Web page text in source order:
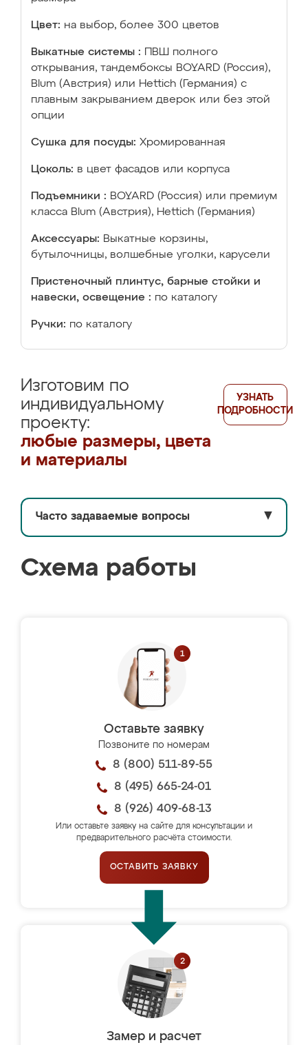
Цвет: на выбор, более 300 цветов
Выкатные системы :
ПВШ полного
открывания, тандембоксы BOYARD (Россия),
Blum (Австрия) или Hettich (Германия) с
плавным закрыванием дверок или без этой
опции
Сушка для посуды: Хромированная
Цоколь: в цвет фасадов или корпуса
Подъемники : BOYARD (Россия) или премиум
класса Blum (Австрия), Hettich (Германия)
Аксессуары: Выкатные корзины,
бутылочницы, волшебные уголки, карусели
Пристеночный плинтус, барные стойки и
навески, освещение : по каталогу
Ручки: по каталогу
Изготовим по
индивидуальному
проекту:
любые размеры, цвета
и материалы
УЗНАТЬ
ПОДРОБНОСТИ
Часто задаваемые вопросы ▼
Схема работы
Оставьте заявку
Позвоните по номерам
8 (800) 511-89-55
8 (495) 665-24-01
8 (926) 409-68-13
Или оставьте заявку на сайте для консультации и
предварительного расчёта стоимости.
ОСТАВИТЬ ЗАЯВКУ
Замер и расчет